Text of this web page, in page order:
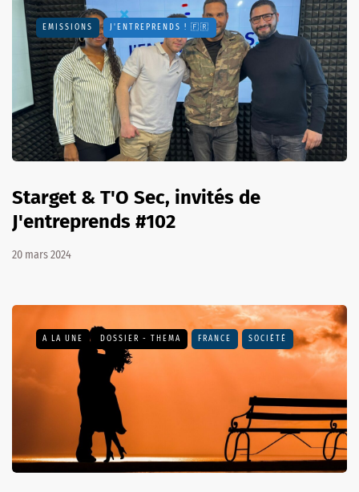
EMISSIONS J'ENTREPRENDS ! 🇫🇷
Starget & T'O Sec, invités de
J'entreprends #102
20 mars 2024
A LA UNE DOSSIER - THEMA FRANCE SOCIÉTÉ